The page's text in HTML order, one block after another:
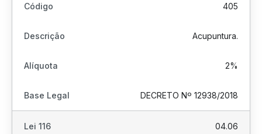
405
Acupuntura.
2%
DECRETO Nº 12938/2018
04.06